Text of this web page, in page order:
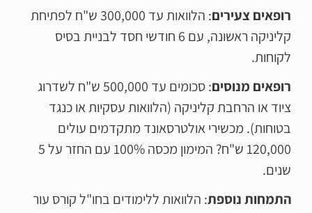
רופאים צעירים
: הלוואות עד 300,000 ש"ח לפתיחת
קליניקה ראשונה, עם 6 חודשי חסד לבניית בסיס
לקוחות.
רופאים מנוסים
: סכומים עד 500,000 ש"ח לשדרוג
ציוד או הרחבת קליניקה (הלוואות עסקיות או כנגד
בטוחות). מכשירי אולטרסאונד מתקדמים עולים
120,000 ש"ח? המימון מכסה 100% עם החזר על 5
שנים.
התמחות נוספת: הלוואות ללימודים בחו"ל קורס עור